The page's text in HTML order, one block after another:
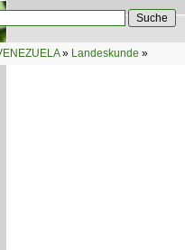
» Landeskunde »